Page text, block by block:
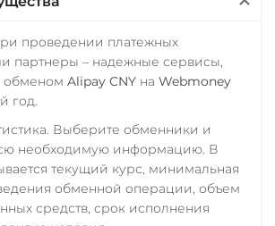
Промсвязьбанк RUB
ПУМБ UAH
Райффайзен
РНКБ RUB
Росбанк RUB
Россельхоз банк RUB
Русский Стандарт RUB
проведении платежных
партнеры – надежные сервисы,
обменом Alipay CNY на Webmoney
год.
Выберите обменники и
необходимую информацию. В
текущий курс, минимальная
обменной операции, объем
средств, срок исполнения